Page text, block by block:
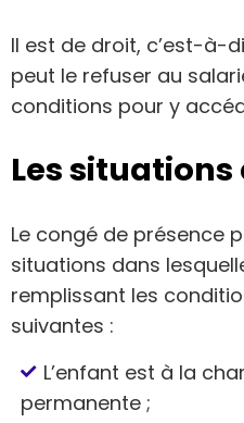
Il est de droit, c’est-à-
peut le refuser au
conditions pour y
Les
Le congé de présence
situations dans
remplissant les
suivantes :
L’enfant est à la
permanente ;